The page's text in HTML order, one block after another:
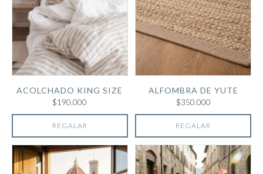
ACOLCHADO KING SIZE
$190.000
REGALAR
ALFOMBRA DE YUTE
$350.000
REGALAR